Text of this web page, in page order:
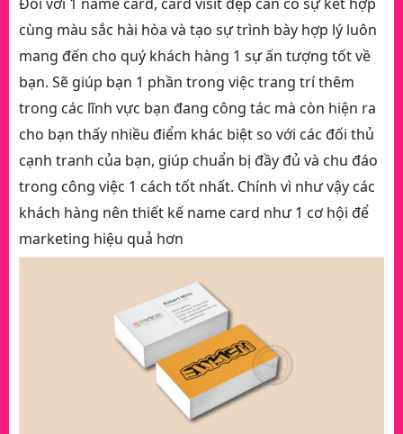
cùng màu sắc hài hòa và tạo sự trình bày hợp lý luôn
mang đến cho quý khách hàng 1 sự ấn tượng tốt về
bạn. Sẽ giúp bạn 1 phần trong việc trang trí thêm
trong các lĩnh vực bạn đang công tác mà còn hiện ra
cho bạn thấy nhiều điểm khác biệt so với các đối thủ
cạnh tranh của bạn, giúp chuẩn bị đầy đủ và chu đáo
trong công việc 1 cách tốt nhất. Chính vì như vậy các
khách hàng nên thiết kế name card như 1 cơ hội để
marketing hiệu quả hơn